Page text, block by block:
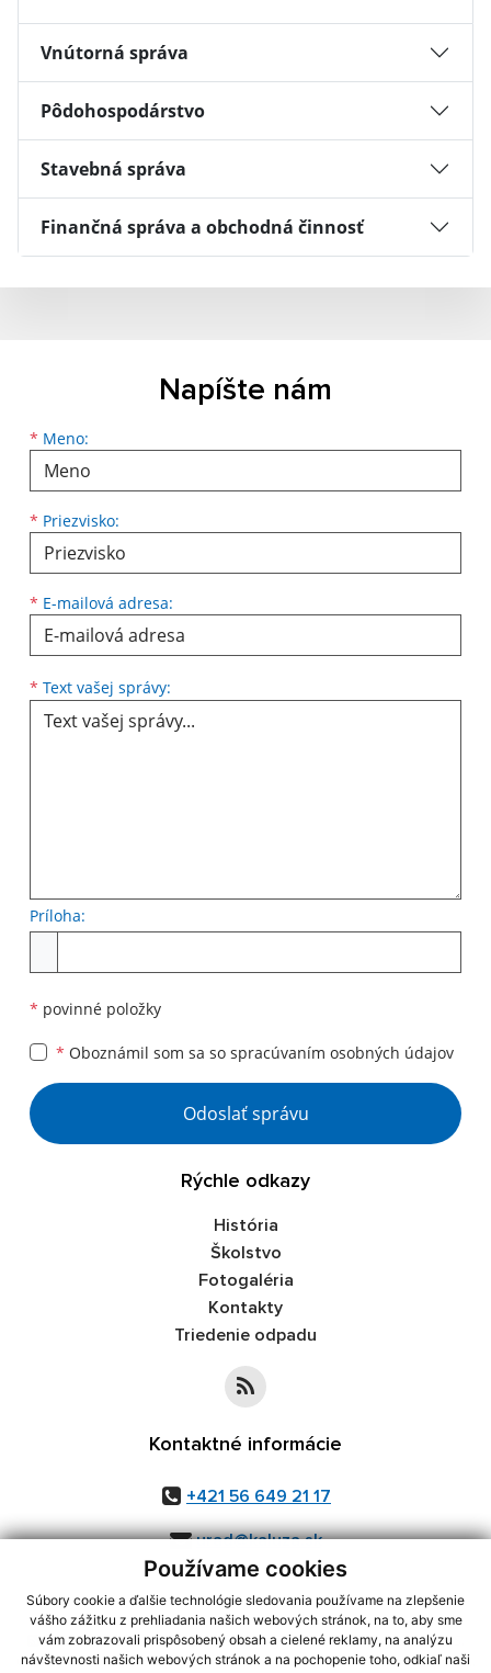
Používame cookies
Súbory cookie a ďalšie technológie sledovania používame na zlepšenie
vášho zážitku z prehliadania našich webových stránok, na to, aby sme
vám zobrazovali prispôsobený obsah a cielené reklamy, na analýzu
návštevnosti našich webových stránok a na pochopenie toho, odkiaľ naši
Vnútorná správa
Pôdohospodárstvo
Stavebná správa
Finančná správa a obchodná činnosť
Napíšte nám
* Meno:
Meno
* Priezvisko:
Priezvisko
* E-mailová adresa:
E-mailová adresa
* Text vašej správy:
Príloha:
* povinné položky
* Oboznámil som sa so spracúvaním osobných údajov
Google reCaptcha Response
Odoslať správu
Rýchle odkazy
História
Školstvo
Fotogaléria
Kontakty
Triedenie odpadu
Kontaktné informácie
+421 56 649 21 17
urad@kaluza.sk
využite možnosť získavania aktuálnych informácií s využitím RSS
CMS systém (redakčný) systém ECHELON 2,Mapa stránok,web portál